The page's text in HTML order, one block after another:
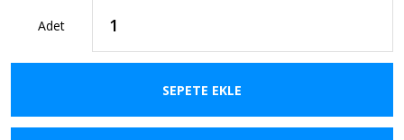
Adet
SEPETE EKLE